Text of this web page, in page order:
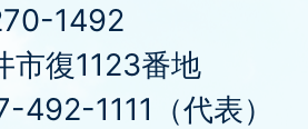
1492
市復1123番地
492-1111（代表）